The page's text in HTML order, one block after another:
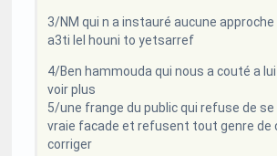
3/NM qui n a instauré aucune
a3ti lel houni to yetsarref
4/Ben hammouda qui nous a couté a
voir plus
5/une frange du public qui refuse de se
vraie facade et refusent tout genre de
corriger